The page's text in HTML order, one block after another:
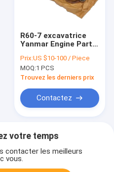
R60-7 excavatrice
Yanmar Engine Parts
129908-33010
12990833010
Prix:US $10-100 / Piece
MOQ:1 PCS
Trouvez les derniers prix
Contactez
votre temps
contacter les meilleurs
vous.